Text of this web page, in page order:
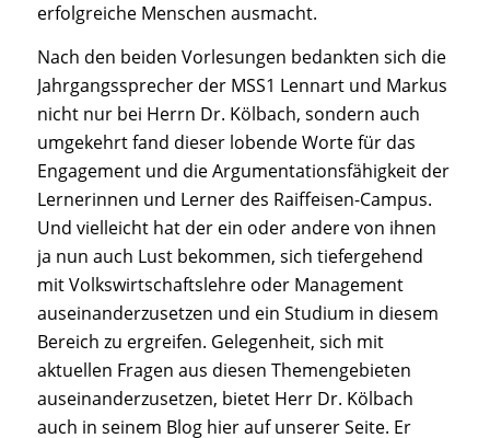
erfolgreiche Menschen ausmacht.
Nach den beiden Vorlesungen bedankten sich die
Jahrgangssprecher der MSS1 Lennart und Markus
nicht nur bei Herrn Dr. Kölbach, sondern auch
umgekehrt fand dieser lobende Worte für das
Engagement und die Argumentationsfähigkeit der
Lernerinnen und Lerner des Raiffeisen-Campus.
Und vielleicht hat der ein oder andere von ihnen
ja nun auch Lust bekommen, sich tiefergehend
mit Volkswirtschaftslehre oder Management
auseinanderzusetzen und ein Studium in diesem
Bereich zu ergreifen. Gelegenheit, sich mit
aktuellen Fragen aus diesen Themengebieten
auseinanderzusetzen, bietet Herr Dr. Kölbach
auch in seinem Blog hier auf unserer Seite. Er